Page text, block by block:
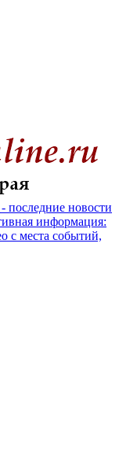
последние новости
информация:
с места событий,